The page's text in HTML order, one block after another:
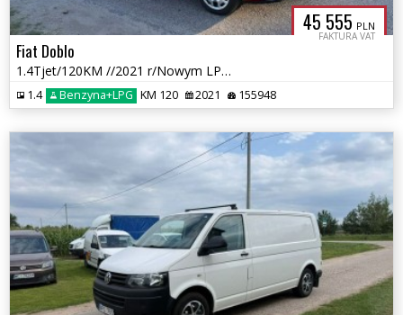
45 555 PLN
FAKTURA VAT
Fiat Doblo
1.4Tjet/120KM //2021 r/Nowym LPG /przebieg 155 tys km
1.4 Benzyna+LPG KM 120 2021 155948